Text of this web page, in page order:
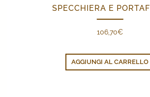
SPECCHIERA E
106,70€
AGGIUNGI AL CARRELLO